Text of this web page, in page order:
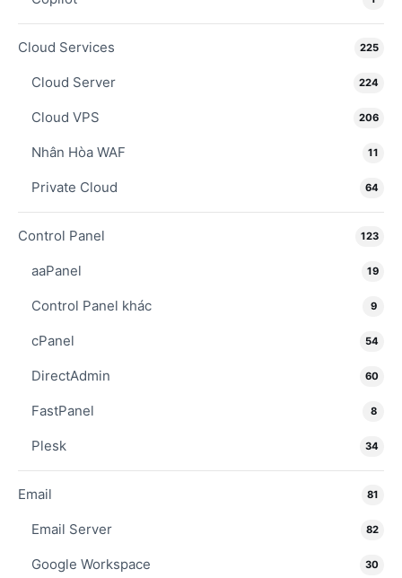
Cloud Services 225
Cloud Server 224
Cloud VPS 206
Nhân Hòa WAF 11
Private Cloud 64
Control Panel 123
aaPanel 19
Control Panel khác 9
cPanel 54
DirectAdmin 60
FastPanel 8
Plesk 34
Email 81
Email Server 82
Google Workspace 30